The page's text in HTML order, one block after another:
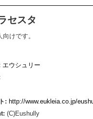
セスタ
けです。
エウシュリー
: http://www.eukleia.co.jp/
(C)Eushully